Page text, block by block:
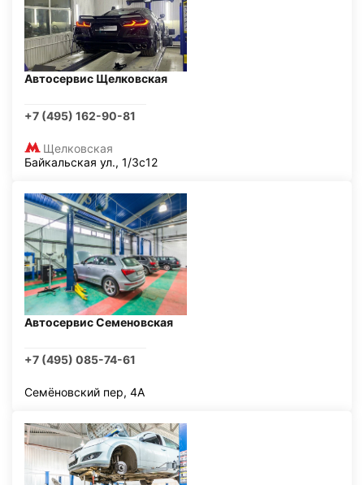
Автосервис Щелковская
+7 (495) 162-90-81
Щелковская
Байкальская ул., 1/3с12
Автосервис Семеновская
+7 (495) 085-74-61
Семёновский пер, 4А